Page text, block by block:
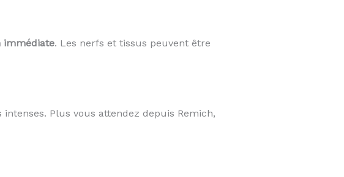
immédiate. Les nerfs et tissus peuvent être
Plus vous attendez depuis Remich,